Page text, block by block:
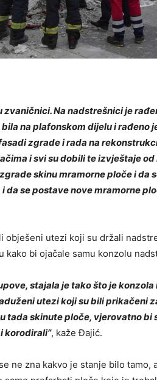
zvaničnici. Na nadstrešnici je
na plafonskom dijelu i rađeno
zgrade i rada na
i svi su dobili te izvještaje
skinu mramorne ploče i da
da se postave nove mramorne
obješeni utezi koji su držali
kako bi ojačale samu konzolu
stajala je tako što je
utezi koji su bili prikačeni
tada skinute ploče, vjerovatno bi
korodirali”, kaže Đajić.
ne zna kakvo je stanje bilo tamo,